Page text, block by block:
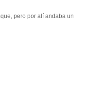
pero por alí andaba un